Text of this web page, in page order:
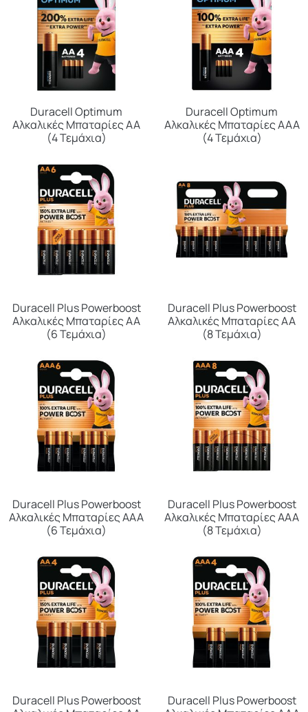
Duracell Optimum
Αλκαλικές Μπαταρίες ΑΑ
(4 Τεμάχια)
Duracell Optimum
Αλκαλικές Μπαταρίες ΑΑΑ
(4 Τεμάχια)
Duracell Plus Powerboost
Αλκαλικές Μπαταρίες AA
(6 Τεμάχια)
Duracell Plus Powerboost
Αλκαλικές Μπαταρίες AA
(8 Τεμάχια)
Duracell Plus Powerboost
Αλκαλικές Μπαταρίες ΑAA
(6 Τεμάχια)
Duracell Plus Powerboost
Αλκαλικές Μπαταρίες ΑAA
(8 Τεμάχια)
Duracell Plus Powerboost
Duracell Plus Powerboost